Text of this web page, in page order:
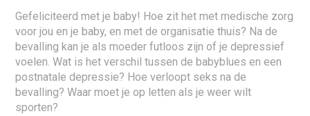
Gefeliciteerd met je baby! Hoe zit het met medische zorg
voor jou en je baby, en met de organisatie thuis? Na de
bevalling kan je als moeder futloos zijn of je depressief
voelen. Wat is het verschil tussen de babyblues en een
postnatale depressie? Hoe verloopt seks na de
bevalling? Waar moet je op letten als je weer wilt
sporten?